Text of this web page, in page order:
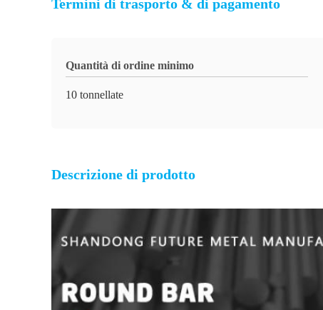
Termini di trasporto & di pagamento
Quantità di ordine minimo
10 tonnellate
Descrizione di prodotto